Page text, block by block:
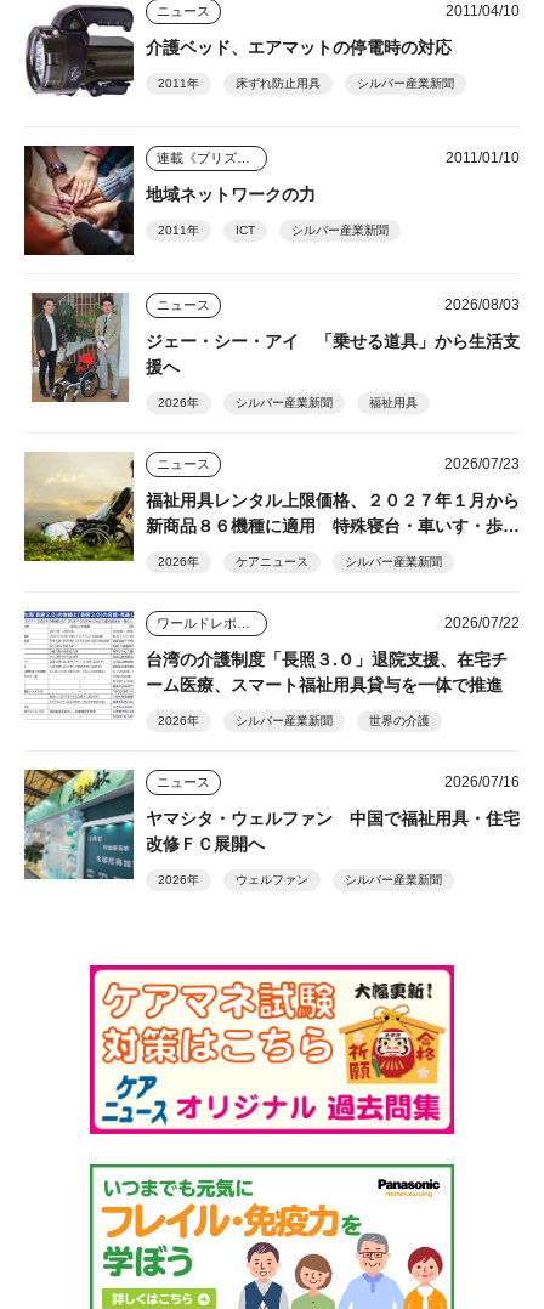
ニュース 2011/04/10
介護ベッド、エアマットの停電時の対応
2011年 床ずれ防止用具 シルバー産業新聞
2011/01/10
地域ネットワークの力
2011年 ICT シルバー産業新聞
ニュース 2026/08/03
ジェー・シー・アイ 「乗せる道具」から生活支
援へ
2026年 シルバー産業新聞 福祉用具
ニュース 2026/07/23
福祉用具レンタル上限価格、２０２７年１月から
新商品８６機種に適用 特殊寝台・車いす・歩行
2026年 ケアニュース シルバー産業新聞
2026/07/22
台湾の介護制度「長照３.０」退院支援、在宅チ
ーム医療、スマート福祉用具貸与を一体で推進
2026年 シルバー産業新聞 世界の介護
ニュース 2026/07/16
ヤマシタ・ウェルファン 中国で福祉用具・住宅
改修ＦＣ展開へ
2026年 ウェルファン シルバー産業新聞